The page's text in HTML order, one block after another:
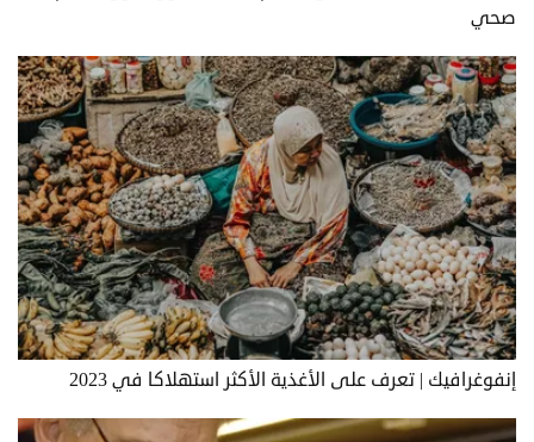
صحي
إنفوغرافيك | تعرف على الأغذية الأكثر استهلاكا في 2023